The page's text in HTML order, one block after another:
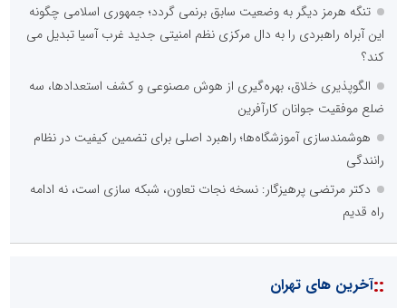
تنگه هرمز دیگر به وضعیت سابق برنمی گردد؛ جمهوری اسلامی چگونه
این آبراه راهبردی را به دال مرکزی نظم امنیتی جدید غرب آسیا تبدیل می
کند؟
الگوپذیری خلاق، بهره‌گیری از هوش مصنوعی و کشف استعدادها، سه
ضلع موفقیت جوانان کارآفرین
هوشمندسازی آموزشگاه‌ها؛ راهبرد اصلی برای تضمین کیفیت در نظام
رانندگی
دکتر مرتضی پرهیزگار: نسخه نجات تعاون، شبکه سازی است، نه ادامه
راه قدیم
::آخرین های تهران